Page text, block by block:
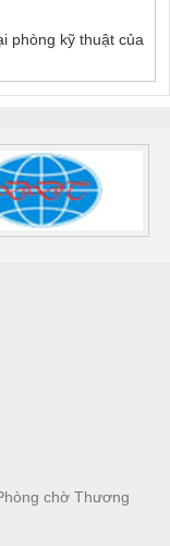
phòng kỹ thuật của
chờ Thương